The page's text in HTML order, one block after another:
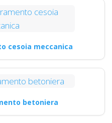
cesoia meccanica
betoniera